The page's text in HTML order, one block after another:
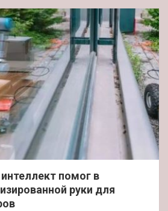
помог в
руки для